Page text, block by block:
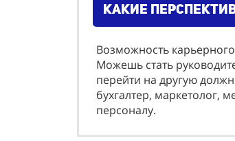
какие
Возможность
Можешь стать
перейти на другую
бyхгaлтeр, мaркeтoлoг,
пeрсoнaлy.